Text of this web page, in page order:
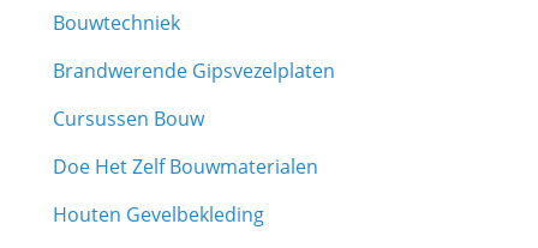
Bouwtechniek
Brandwerende Gipsvezelplaten
Cursussen Bouw
Doe Het Zelf Bouwmaterialen
Houten Gevelbekleding